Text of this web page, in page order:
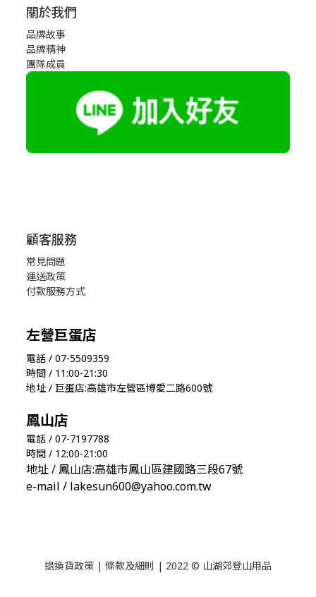
關於我們
品牌故事
品牌精神
團隊成員
顧客服務
常見問題
運送政策
付款服務方式
左營巨蛋店
電話 / 07-5509359
時間 / 11:00-21:30
地址 / 巨蛋店:高雄市左營區博愛二路600號
鳳山店
電話 / 07-7197788
時間 / 12:00-21:00
地址 / 鳳山店:高雄市鳳山區建國路三段67號
e-mail / lakesun600@yahoo.com.tw
退換貨政策 | 條款及細則 | 2022 © 山湖郊登山用品